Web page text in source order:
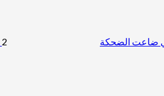
ضاعت الضحكة 2